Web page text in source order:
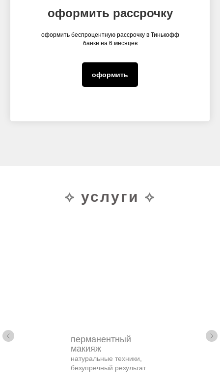
оформить рассрочку
оформить беспроцентную рассрочку в Тинькофф
банке на 6 месяцев
оформить
⟡ услуги ⟡
перманентный
макияж
натуральные техники,
безупречный результат